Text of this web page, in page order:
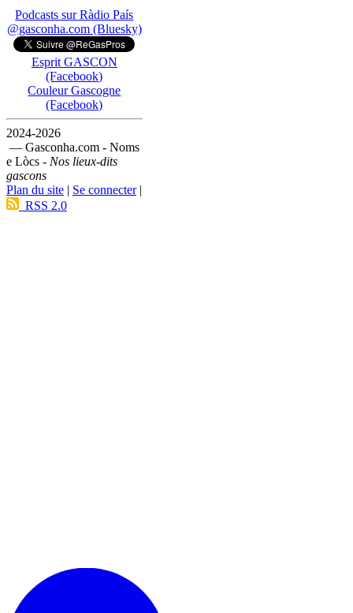
Podcasts sur Ràdio País
@gasconha.com (Bluesky)
Esprit GASCON
(Facebook)
Couleur Gascogne
(Facebook)
2024-2026
— Gasconha.com - Noms
e Lòcs - Nos lieux-dits
gascons
Plan du site | Se connecter|
RSS 2.0